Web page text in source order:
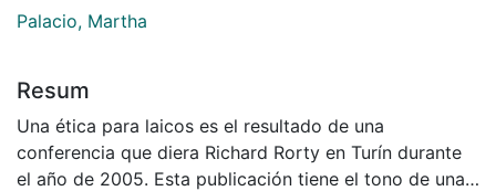
Palacio, Martha
Resum
Una ética para laicos es el resultado de una
conferencia que diera Richard Rorty en Turín durante
el año de 2005. Esta publicación tiene el tono de una